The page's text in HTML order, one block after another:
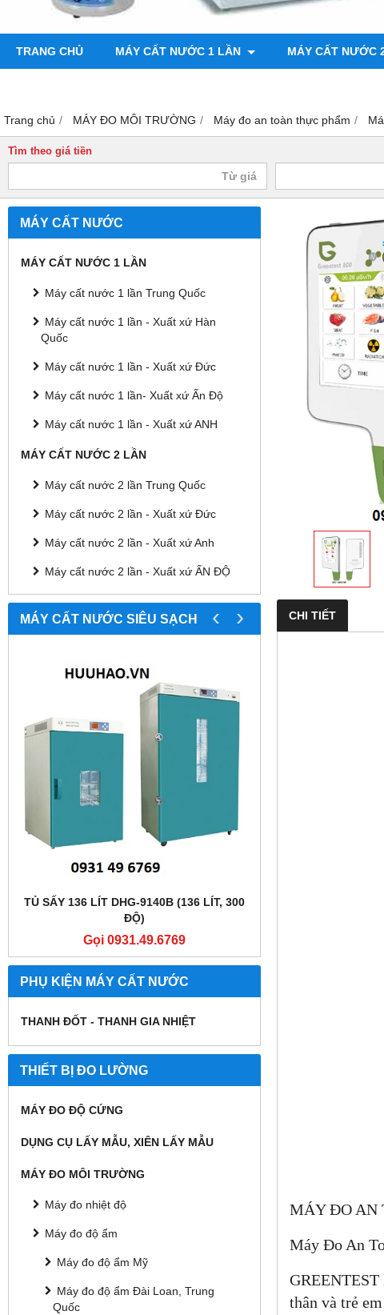
TRANG CHỦ MÁY CẤT NƯỚC 1 LẦN MÁY CẤT NƯỚC
Trang chủ MÁY ĐO MÔI TRƯỜNG Máy đo an toàn thực phẩm
Tìm theo giá tiền
MÁY CẤT NƯỚC
MÁY CẤT NƯỚC 1 LẦN
Máy cất nước 1 lần Trung Quốc
Máy cất nước 1 lần - Xuất xứ Hàn
Quốc
Máy cất nước 1 lần - Xuất xứ Đức
Máy cất nước 1 lần- Xuất xứ Ấn Độ
Máy cất nước 1 lần - Xuất xứ ANH
MÁY CẤT NƯỚC 2 LẦN
Máy cất nước 2 lần Trung Quốc
Máy cất nước 2 lần - Xuất xứ Đức
Máy cất nước 2 lần - Xuất xứ Anh
Máy cất nước 2 lần - Xuất xứ ẤN ĐỘ
MÁY CẤT NƯỚC SIÊU SẠCH
TỦ SẤY 136 LÍT DHG-9140B (136 LÍT, 300
ĐỘ)
Gọi 0931.49.6769
‹ ›
PHỤ KIỆN MÁY CẤT NƯỚC
THANH ĐỐT - THANH GIA NHIỆT
THIẾT BỊ ĐO LƯỜNG
MÁY ĐO ĐỘ CỨNG
DỤNG CỤ LẤY MẪU, XIÊN LẤY MẪU
MÁY ĐO MÔI TRƯỜNG
Máy đo nhiệt độ
Máy đo độ ẩm
Máy đo độ ẩm Mỹ
Máy đo độ ẩm Đài Loan, Trung
Quốc
CHI TIẾT
MÁY ĐO AN
Máy Đo An
thân và trẻ